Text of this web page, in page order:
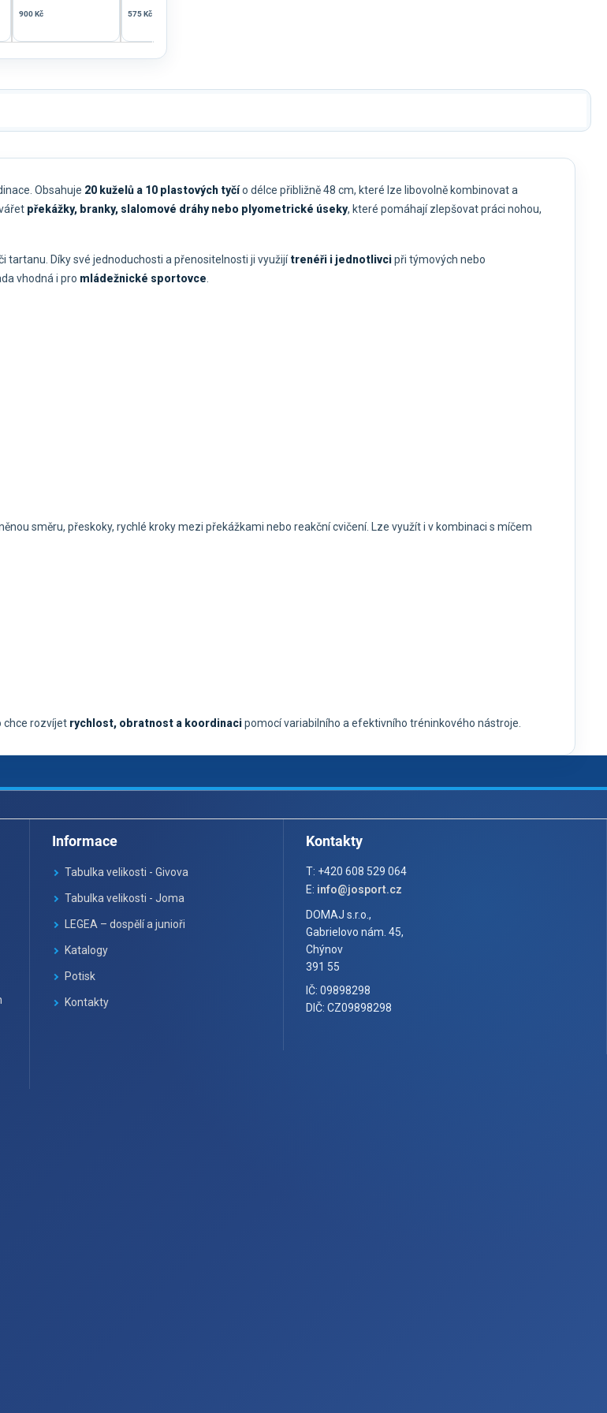
900 Kč 575 Kč
Obsahuje 20 kuželů a 10 plastových tyčío délce přibližně 48 cm, které lze libovolně kombinovat a
překážky, branky, slalomové dráhy nebo plyometrické úseky, které pomáhají zlepšovat práci nohou,
tartanu. Díky své jednoduchosti a přenositelnosti ji využijítrenéři i jednotlivcipři týmových nebo
vhodná i pro mládežnické sportovce.
směru, přeskoky, rychlé kroky mezi překážkami nebo reakční cvičení. Lze využít i v kombinaci s míčem
chce rozvíjet rychlost, obratnost a koordinacipomocí variabilního a efektivního tréninkového nástroje.
Informace
Tabulka velikosti - Givova
Tabulka velikosti - Joma
LEGEA – dospělí a junioři
Katalogy
Potisk
Kontakty
Kontakty
T: +420 608 529 064
E: info@josport.cz
DOMAJ s.r.o.,
Gabrielovo nám. 45,
Chýnov
391 55
IČ: 09898298
DIČ: CZ09898298